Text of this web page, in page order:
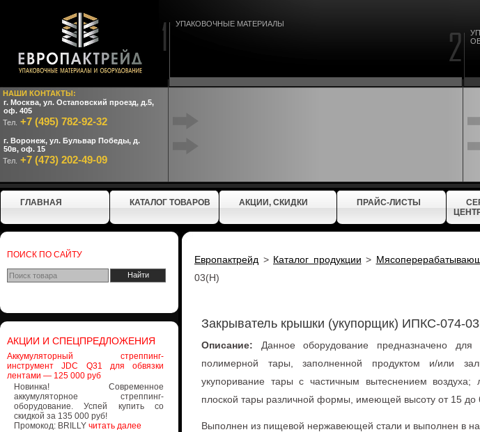
НАШИ КОНТАКТЫ:
г. Москва, ул. Остаповский проезд, д.5,
оф. 405
Тел. +7 (495) 782-92-32
г. Воронеж, ул. Бульвар Победы, д.
50в, оф. 15
Тел. +7 (473) 202-49-09
УПАКОВОЧНЫЕ МАТЕРИАЛЫ
ГЛАВНАЯ КАТАЛОГ ТОВАРОВ АКЦИИ, СКИДКИ ПРАЙС-ЛИСТЫ
ПОИСК ПО САЙТУ
АКЦИИ И СПЕЦПРЕДЛОЖЕНИЯ
Аккумуляторный стреппинг-
инструмент JDC Q31 для обвязки
лентами — 125 000 руб
Новинка! Современное
аккумуляторное стреппинг-
оборудование. Успей купить со
скидкой за 135 000 руб!
Промокод: BRILLY читать далее
Европактрейд > Каталог продукции >
03(Н)
Закрыватель крышки (укупорщик) ИПКС-074-
Описание: Данное оборудование предназначено для
полимерной тары, заполненной продуктом и/или
укупоривание тары с частичным вытеснением воздуха;
плоской тары различной формы, имеющей высоту от 15 до
Выполнен из пищевой нержавеющей стали и выполнен в